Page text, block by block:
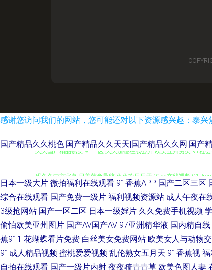
感谢您访问我们的网站，您可能还对以下资源感兴趣：泰兴
国产精品久久桃色|国产精品久久天天|国产精品久久网|国产
久久国产精品熟女 91一区 久久超碰在线公开 欧美亚州另类 91社
成人 日本A黄 日韩精品6 婷婷五月天女人图 五月婷婷深爱网 91
院 国产麻豆加勒 国内51视频 精东逼成人 黄色精品网址 久久人妻
日本一级大片 微拍福利在线观看 91香蕉APP 国产二区三区
综合在线观看 国产免费一级片 福利视频资源站 成人午夜在
3级抢网站 国产一区二区 日本一级婬片 久久免费手机视频
偷怕欧美亚州图片 国产AV国产AV 97亚洲精华液 国内精自线
蕉911 花蝴蝶看片免费 白丝美女免费网站 欧美女人与动物交
91成人精品视频 蜜桃爱爱视频 乱伦熟女五月天 91香蕉视
自拍在线观看 国产一级片内射 夜夜骑青青草 欧美色图人妻